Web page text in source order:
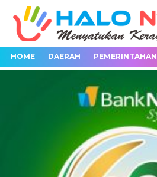
HOME DAERAH PEMERINTAHAN